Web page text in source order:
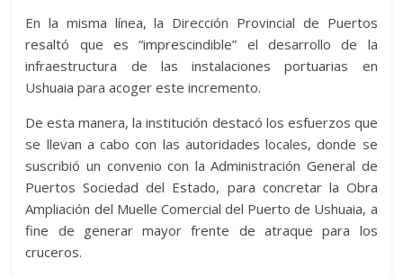
En la misma línea, la Dirección Provincial de Puertos
resaltó que es “imprescindible” el desarrollo de la
infraestructura de las instalaciones portuarias en
Ushuaia para acoger este incremento.
De esta manera, la institución destacó los esfuerzos que
se llevan a cabo con las autoridades locales, donde se
suscribió un convenio con la Administración General de
Puertos Sociedad del Estado, para concretar la Obra
Ampliación del Muelle Comercial del Puerto de Ushuaia, a
fine de generar mayor frente de atraque para los
cruceros.